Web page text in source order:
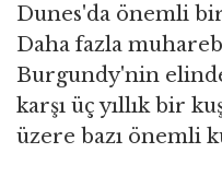
Dunes'da önemli
Daha fazla
Burgundy'nin
karşı üç yıllık bir
üzere bazı önemli